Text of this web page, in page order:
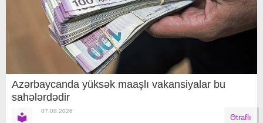
Azərbaycanda yüksək maaşlı vakansiyalar bu
sahələrdədir
07.08.2026
Ətraflı